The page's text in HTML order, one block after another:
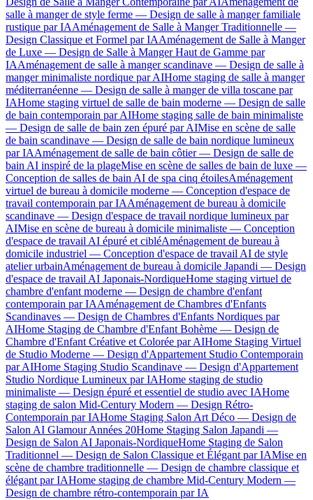
salle à manger de style ferme — Design de salle à manger familiale
rustique par IAAménagement de Salle à Manger Traditionnelle —
Design Classique et Formel par IAAménagement de Salle à Manger
de Luxe — Design de Salle à Manger Haut de Gamme par
IAAménagement de salle à manger scandinave — Design de salle à
manger minimaliste nordique par AIHome staging de salle à manger
méditerranéenne — Design de salle à manger de villa toscane par
IAHome staging virtuel de salle de bain moderne — Design de salle
de bain contemporain par AIHome staging salle de bain minimaliste
— Design de salle de bain zen épuré par AIMise en scène de salle
de bain scandinave — Design de salle de bain nordique lumineux
par IAAménagement de salle de bain côtier — Design de salle de
bain AI inspiré de la plageMise en scène de salles de bain de luxe —
Conception de salles de bain AI de spa cinq étoilesAménagement
virtuel de bureau à domicile moderne — Conception d'espace de
travail contemporain par IAAménagement de bureau à domicile
scandinave — Design d'espace de travail nordique lumineux par
AIMise en scène de bureau à domicile minimaliste — Conception
d'espace de travail AI épuré et cibléAménagement de bureau à
domicile industriel — Conception d'espace de travail AI de style
atelier urbainAménagement de bureau à domicile Japandi — Design
d'espace de travail AI Japonais-NordiqueHome staging virtuel de
chambre d'enfant moderne — Design de chambre d'enfant
contemporain par IAAménagement de Chambres d'Enfants
Scandinaves — Design de Chambres d'Enfants Nordiques par
AIHome Staging de Chambre d'Enfant Bohème — Design de
Chambre d'Enfant Créative et Colorée par AIHome Staging Virtuel
de Studio Moderne — Design d'Appartement Studio Contemporain
par AIHome Staging Studio Scandinave — Design d'Appartement
Studio Nordique Lumineux par IAHome staging de studio
minimaliste — Design épuré et essentiel de studio avec IAHome
staging de salon Mid-Century Modern — Design Rétro-
Contemporain par IAHome Staging Salon Art Déco — Design de
Salon AI Glamour Années 20Home Staging Salon Japandi —
Design de Salon AI Japonais-NordiqueHome Staging de Salon
Traditionnel — Design de Salon Classique et Élégant par IAMise en
scène de chambre traditionnelle — Design de chambre classique et
élégant par IAHome staging de chambre Mid-Century Modern —
Design de chambre rétro-contemporain par IA